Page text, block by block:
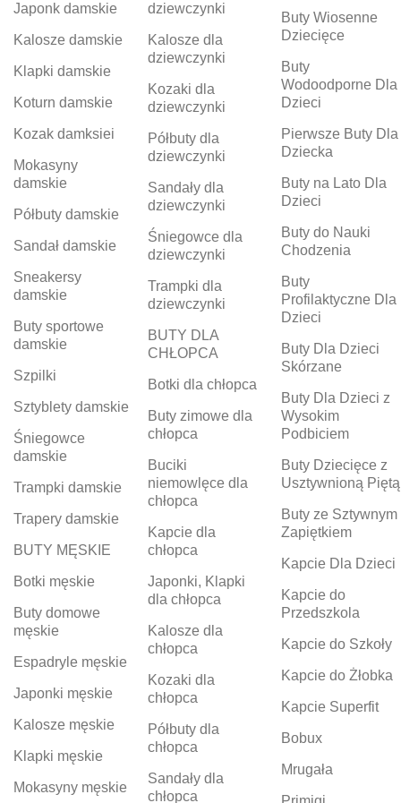
Japonk damskie
Kalosze damskie
Klapki damskie
Koturn damskie
Kozak damksiei
Mokasyny
damskie
Półbuty damskie
Sandał damskie
Sneakersy
damskie
Buty sportowe
damskie
Szpilki
Sztyblety damskie
Śniegowce
damskie
Trampki damskie
Trapery damskie
BUTY MĘSKIE
Botki męskie
Buty domowe
męskie
Espadryle męskie
Japonki męskie
Kalosze męskie
Klapki męskie
Mokasyny męskie
dziewczynki
Kalosze dla
dziewczynki
Kozaki dla
dziewczynki
Półbuty dla
dziewczynki
Sandały dla
dziewczynki
Śniegowce dla
dziewczynki
Trampki dla
dziewczynki
BUTY DLA
CHŁOPCA
Botki dla chłopca
Buty zimowe dla
chłopca
Buciki
niemowlęce dla
chłopca
Kapcie dla
chłopca
Japonki, Klapki
dla chłopca
Kalosze dla
chłopca
Kozaki dla
chłopca
Półbuty dla
chłopca
Sandały dla
chłopca
Buty Wiosenne
Dziecięce
Buty
Wodoodporne Dla
Dzieci
Pierwsze Buty Dla
Dziecka
Buty na Lato Dla
Dzieci
Buty do Nauki
Chodzenia
Buty
Profilaktyczne Dla
Dzieci
Buty Dla Dzieci
Skórzane
Buty Dla Dzieci z
Wysokim
Podbiciem
Buty Dziecięce z
Usztywnioną Piętą
Buty ze Sztywnym
Zapiętkiem
Kapcie Dla Dzieci
Kapcie do
Przedszkola
Kapcie do Szkoły
Kapcie do Żłobka
Kapcie Superfit
Bobux
Mrugała